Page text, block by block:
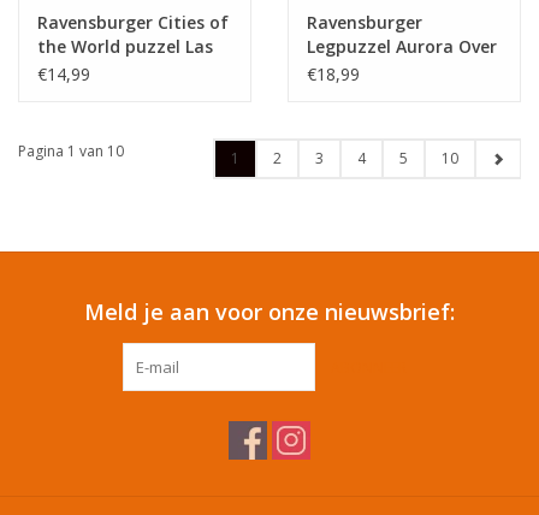
Ravensburger Cities of
the World puzzel Las
Vegas - 1000 stukjes
€14,99
Ravensburger
Legpuzzel Aurora Over
Kirkjufell - 1000st
€18,99
Pagina 1 van 10 1 2 3 4 5 10
Meld je aan voor onze nieuwsbrief: